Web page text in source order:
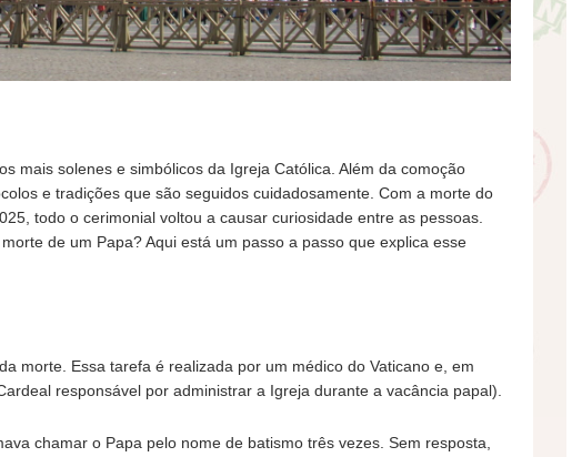
mais solenes e simbólicos da Igreja Católica. Além da comoção
e tradições que são seguidos cuidadosamente. Com a morte do
todo o cerimonial voltou a causar curiosidade entre as pessoas.
de um Papa? Aqui está um passo a passo que explica esse
morte. Essa tarefa é realizada por um médico do Vaticano e, em
responsável por administrar a Igreja durante a vacância papal).
chamar o Papa pelo nome de batismo três vezes. Sem resposta,